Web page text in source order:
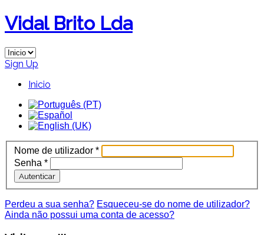
Vidal Brito Lda
Sign Up
Inicio
Nome de utilizador *
Senha *
Autenticar
Perdeu a sua senha? Esqueceu-se do nome de utilizador?
Ainda não possui uma conta de acesso?